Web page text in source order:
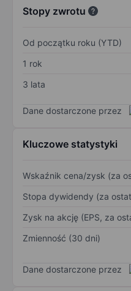
Stopy zwrotu
Od początku roku (YTD)
1 rok
3 lata
Dane dostarczone przez
Kluczowe statystyki
Wskaźnik cena/zysk (za
Stopa dywidendy (za
Zysk na akcję (EPS, za
Zmienność (30 dni)
Dane dostarczone przez